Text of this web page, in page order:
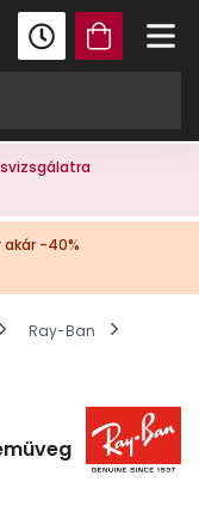
-40%
Ray-Ban